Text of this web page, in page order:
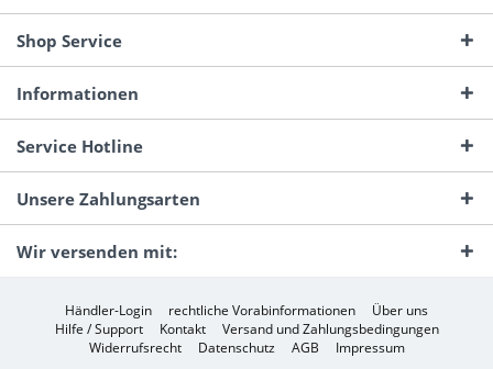
Shop Service
Informationen
Service Hotline
Unsere Zahlungsarten
Wir versenden mit:
Händler-Login rechtliche Vorabinformationen
Über uns
Hilfe / Support
Kontakt
Versand und Zahlungsbedingungen
Widerrufsrecht
Datenschutz AGB Impressum